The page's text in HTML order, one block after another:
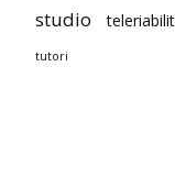
studio
tutori